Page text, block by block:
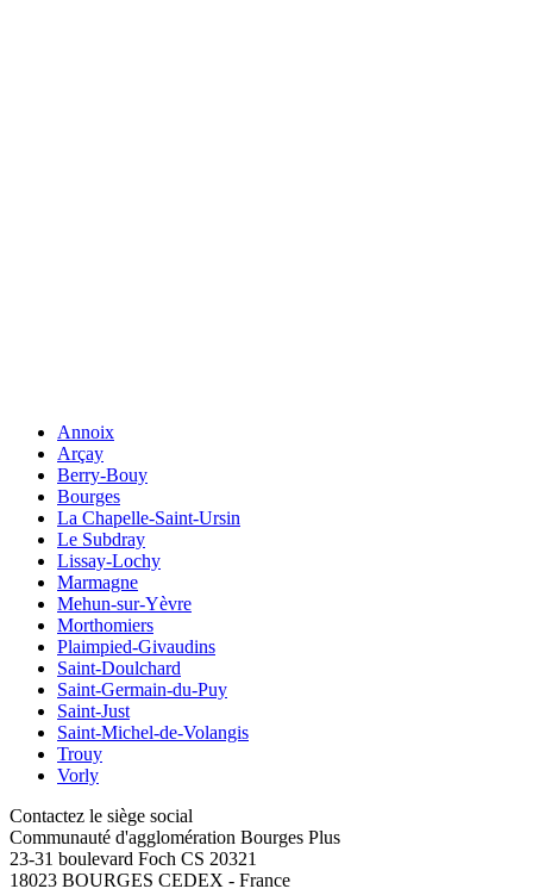
Annoix
Arçay
Berry-Bouy
Bourges
La Chapelle-Saint-Ursin
Le Subdray
Lissay-Lochy
Marmagne
Mehun-sur-Yèvre
Morthomiers
Plaimpied-Givaudins
Saint-Doulchard
Saint-Germain-du-Puy
Saint-Just
Saint-Michel-de-Volangis
Trouy
Vorly
Contactez le siège social
Communauté d'agglomération Bourges Plus
23-31 boulevard Foch CS 20321
18023 BOURGES CEDEX - France